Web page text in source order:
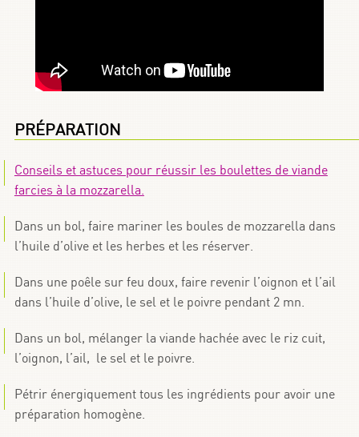
PRÉPARATION
Conseils et astuces pour réussir les boulettes de viande
farcies à la mozzarella.
Dans un bol, faire mariner les boules de mozzarella dans
l’huile d’olive et les herbes et les réserver.
Dans une poêle sur feu doux, faire revenir l’oignon et l’ail
dans l’huile d’olive, le sel et le poivre pendant 2 mn.
Dans un bol, mélanger la viande hachée avec le riz cuit,
l’oignon, l’ail, le sel et le poivre.
Pétrir énergiquement tous les ingrédients pour avoir une
préparation homogène.